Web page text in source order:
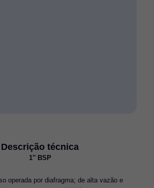
Descrição técnica
1″ BSP
operada por diafragma; de alta vazão e